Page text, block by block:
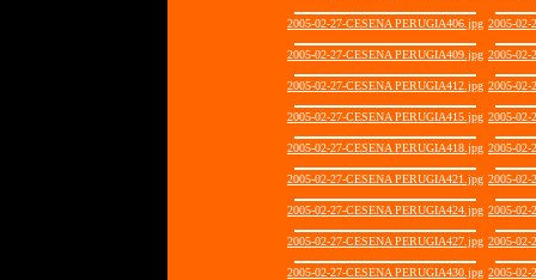
2005-02-27-CESENA PERUGIA406.jpg 2005-02-
2005-02-27-CESENA PERUGIA409.jpg 2005-02-
2005-02-27-CESENA PERUGIA412.jpg 2005-02-
2005-02-27-CESENA PERUGIA415.jpg 2005-02-
2005-02-27-CESENA PERUGIA418.jpg 2005-02-
2005-02-27-CESENA PERUGIA421.jpg 2005-02-
2005-02-27-CESENA PERUGIA424.jpg 2005-02-
2005-02-27-CESENA PERUGIA427.jpg 2005-02-
2005-02-27-CESENA PERUGIA430.jpg 2005-02-